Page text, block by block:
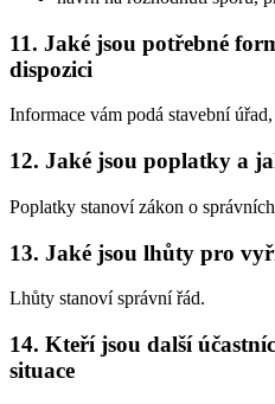
11. Jaké jsou potřebné
dispozici
Informace vám podá stavební
12. Jaké jsou poplatky a
Poplatky stanoví zákon o
13. Jaké jsou lhůty pro
Lhůty stanoví správní řád.
14. Kteří jsou další
situace